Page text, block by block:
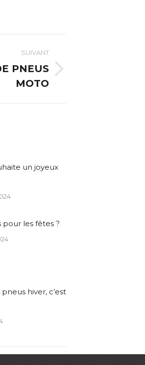
SUIVANT
PNEUS
MOTO
un joyeux
pour les fêtes ?
hiver, c’est